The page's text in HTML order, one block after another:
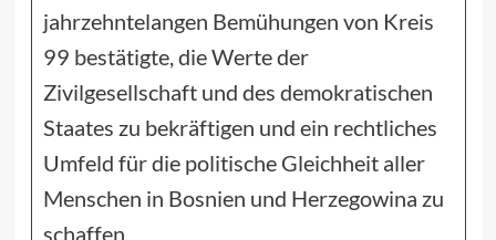
jahrzehntelangen Bemühungen von Kreis
99 bestätigte, die Werte der
Zivilgesellschaft und des demokratischen
Staates zu bekräftigen und ein rechtliches
Umfeld für die politische Gleichheit aller
Menschen in Bosnien und Herzegowina zu
schaffen.